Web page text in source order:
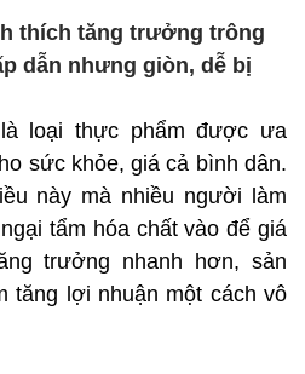
thích tăng trưởng trông
dẫn nhưng giòn, dễ bị
loại thực phẩm được ưa
sức khỏe, giá cả bình dân.
này mà nhiều người làm
tẩm hóa chất vào để giá
trưởng nhanh hơn, sản
tăng lợi nhuận một cách vô